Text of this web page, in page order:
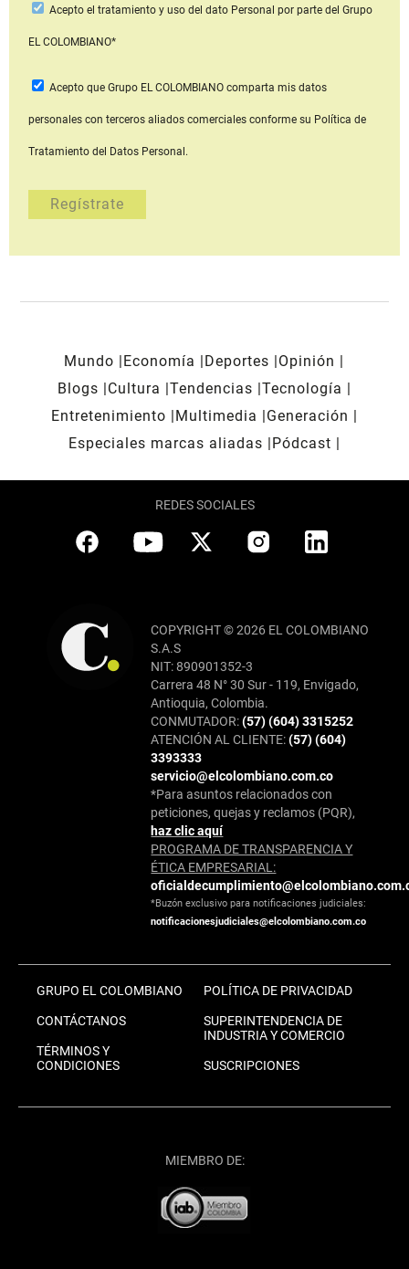
Acepto el tratamiento y uso del dato Personal por parte del Grupo
EL COLOMBIANO*
Acepto que Grupo EL COLOMBIANOcomparta mis datos
personales con terceros aliados comerciales conforme su Política de
Tratamiento del Datos Personal.
Mundo Economía Deportes
Opinión
Blogs
Cultura Tendencias Tecnología
Entretenimiento
Multimedia
Generación
Especiales marcas aliadas
Pódcast
REDES SOCIALES
COPYRIGHT © 2026 EL COLOMBIANO
S.A.S
NIT: 890901352-3
Carrera 48 N° 30 Sur - 119, Envigado,
Antioquia, Colombia.
CONMUTADOR:(57) (604) 3315252
ATENCIÓN AL CLIENTE:(57) (604)
3393333
servicio@elcolombiano.com.co
*Para asuntos relacionados con
peticiones, quejas y reclamos (PQR),
haz clic aquí
PROGRAMA DE TRANSPARENCIA Y
ÉTICA EMPRESARIAL:
*Buzón exclusivo para notificaciones judiciales:
notificacionesjudiciales@elcolombiano.com.co
GRUPO EL COLOMBIANO
CONTÁCTANOS
TÉRMINOS Y
CONDICIONES
POLÍTICA DE PRIVACIDAD
SUPERINTENDENCIA DE
INDUSTRIA Y COMERCIO
SUSCRIPCIONES
MIEMBRO DE: